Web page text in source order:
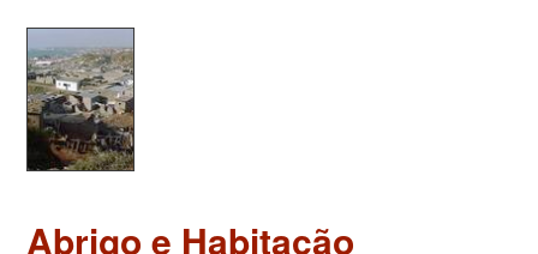
Abrigo e Habitação